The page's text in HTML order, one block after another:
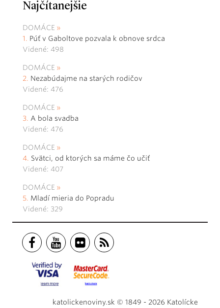
Najčítanejšie
DOMÁCE
Púť v Gaboltove pozvala k obnove srdca
Videné: 498
DOMÁCE
Nezabúdajme na starých rodičov
Videné: 476
DOMÁCE
A bola svadba
Videné: 476
DOMÁCE
Svätci, od ktorých sa máme čo učiť
Videné: 407
DOMÁCE
Mladí mieria do Popradu
Videné: 329
katolickenoviny.sk © 1849 - 2026 Katolícke